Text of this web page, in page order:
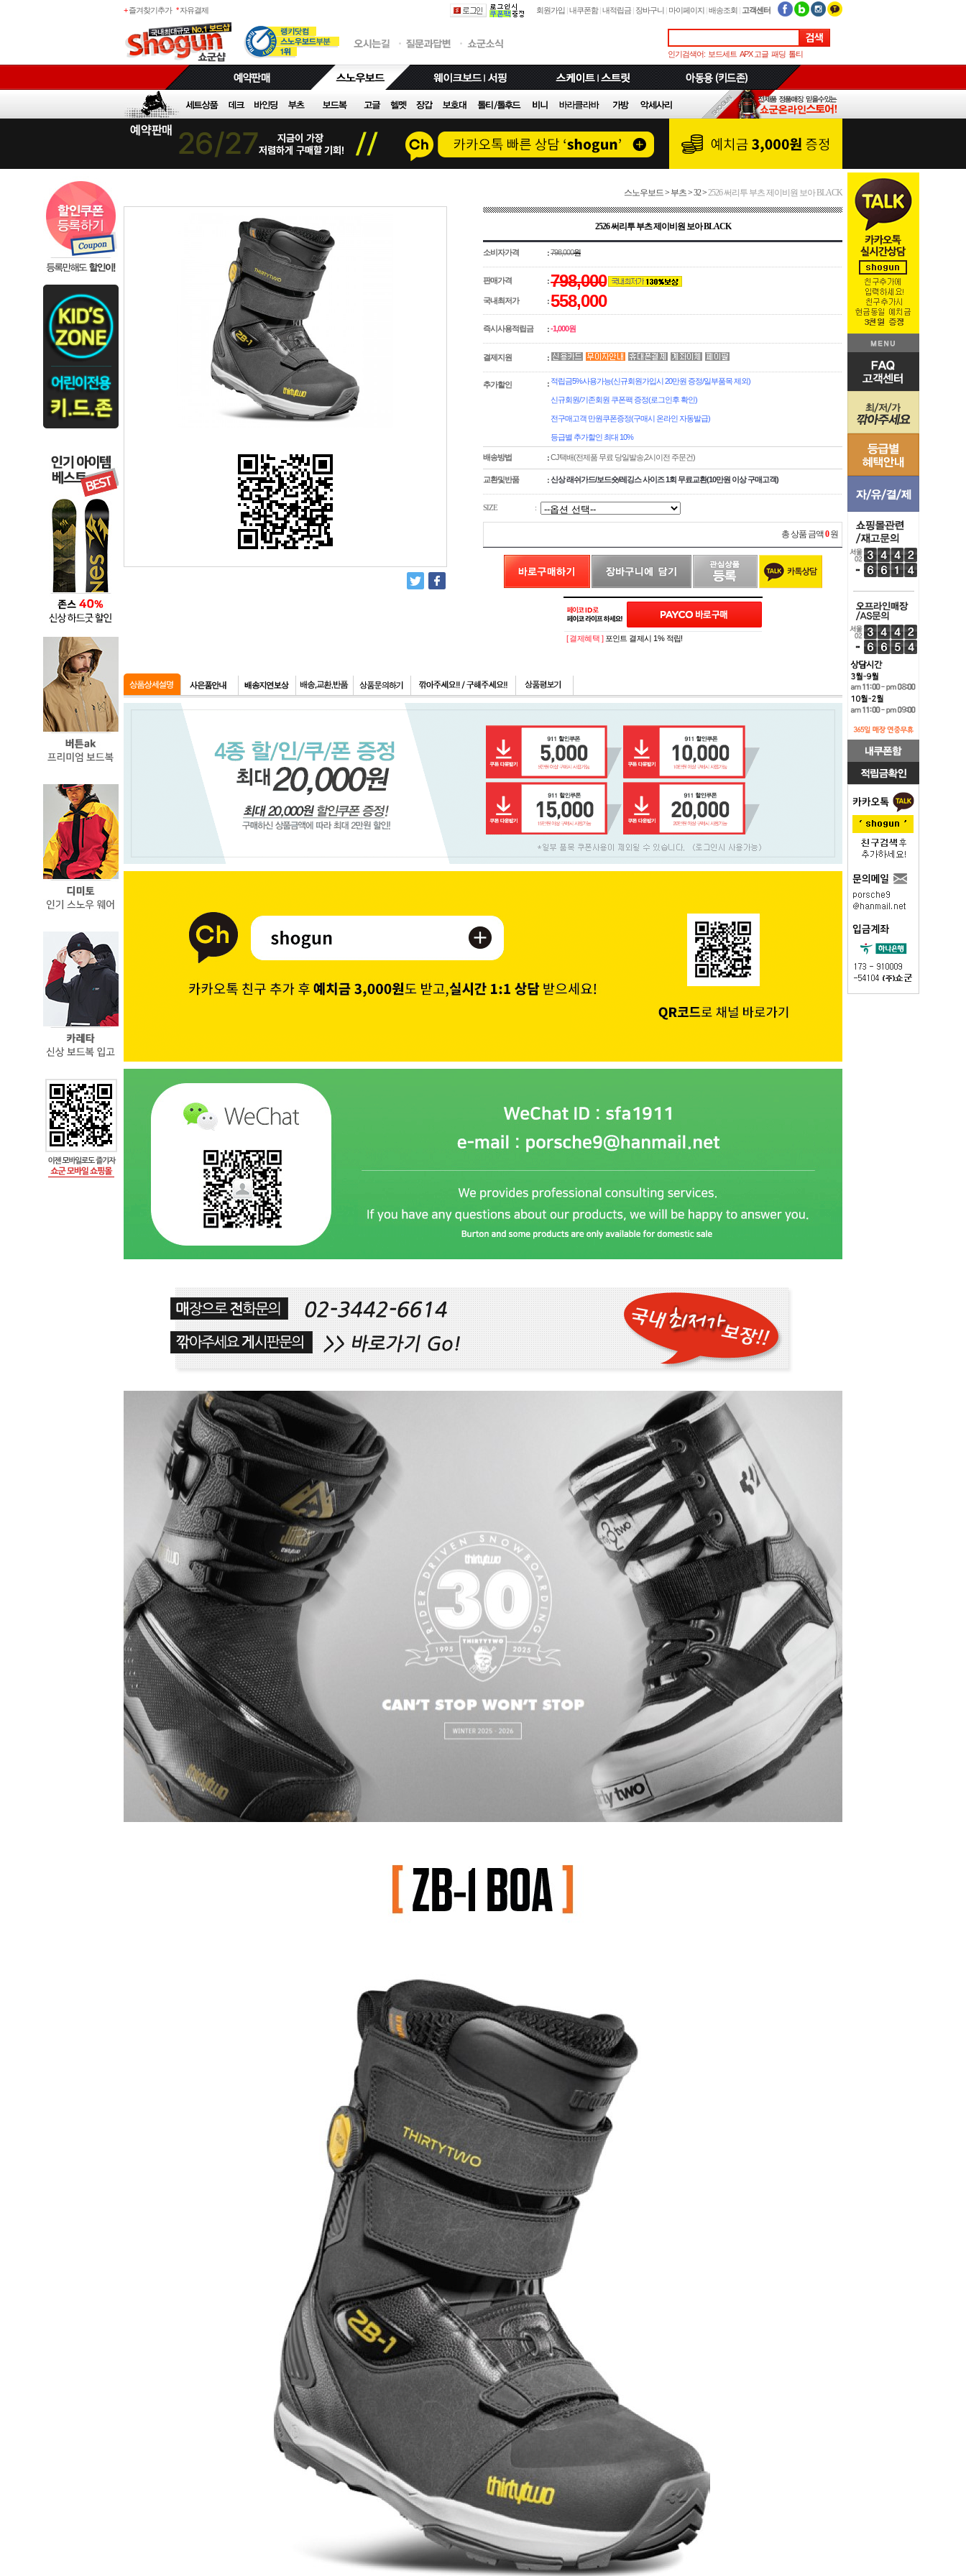
+ 즐겨찾기추가 * 자유결제 회원가입 |내쿠폰함 |내적립금 | 장바구니 | 마이페이지 |배송조회 | 고객센터
인기검색어: 보드세트 APX 고글 패딩 톨티
스노우보드> 부츠>32>2526 써리투 부츠 제이비원 보아 BLACK
2526 써리투 부츠 제이비원 보아 BLACK
소비자가격 :798,000원
판매가격 :798,000
국내최저가 :558,000
즉시사용적립금 :-1,000원
결제지원 :
추가할인 : 적립금5%사용가능(신규회원가입시 20만원 증정/일부품목 제외)
신규회원/기존회원 쿠폰팩 증정(로그인후 확인)
전구매고객 만원쿠폰증정(구매시 온라인 자동발급)
등급별 추가할인 최대 10%
배송방법 :CJ택배(전제품 무료 당일발송,2시이전 주문건)
교환및반품 :신상 래쉬가드/보드숏/레깅스 사이즈 1회 무료교환(10만원 이상 구매고객)
SIZE :
총 상품 금액0 원
PAYCO 바로구매
[ 결제혜택 ] 포인트 결제시 1% 적립!